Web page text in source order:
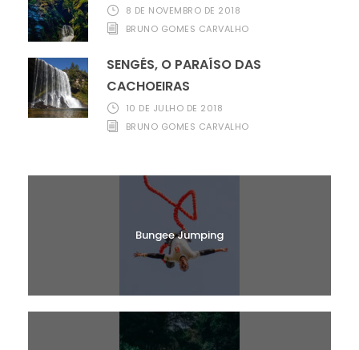
8 DE NOVEMBRO DE 2018
BRUNO GOMES CARVALHO
SENGÉS, O PARAÍSO DAS
CACHOEIRAS
10 DE JULHO DE 2018
BRUNO GOMES CARVALHO
Bungee Jumping